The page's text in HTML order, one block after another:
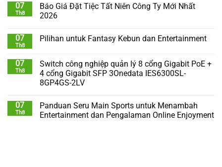
07
Th8
Báo Giá Đặt Tiệc Tất Niên Công Ty Mới Nhất
2026
07
Th8
Pilihan untuk Fantasy Kebun dan Entertainment
07
Th8
Switch công nghiệp quản lý 8 cổng Gigabit PoE +
4 cổng Gigabit SFP 3Onedata IES6300SL-
8GP4GS-2LV
07
Th8
Panduan Seru Main Sports untuk Menambah
Entertainment dan Pengalaman Online Enjoyment